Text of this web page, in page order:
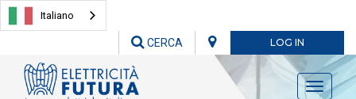
Italiano
LOG IN
CERCA
Toggle